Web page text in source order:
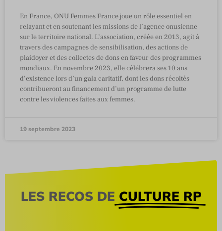
En France, ONU Femmes France joue un rôle essentiel en
relayant et en soutenant les missions de l’agence onusienne
sur le territoire national. L’association, créée en 2013, agit à
travers des campagnes de sensibilisation, des actions de
plaidoyer et des collectes de dons en faveur des programmes
mondiaux. En novembre 2023, elle célébrera ses 10 ans
d’existence lors d’un gala caritatif, dont les dons récoltés
contribueront au financement d’un programme de lutte
contre les violences faites aux femmes.
19 septembre 2023
LES RECOS DE CULTURE RP